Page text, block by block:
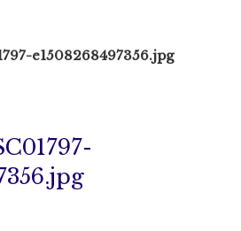
e1508268497356.jpg